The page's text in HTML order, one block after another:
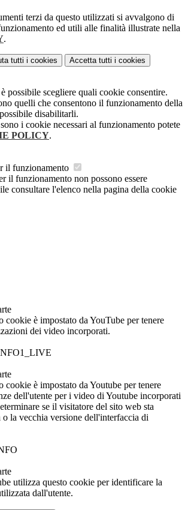
terzi da questo utilizzati si avvalgono di
ed utili alle finalità illustrate nella
.
tutti i cookies Accetta tutti i cookies
possibile scegliere quali cookie consentire.
quelli che consentono il funzionamento della
disabilitarli.
i cookie necessari al funzionamento potete
POLICY.
il funzionamento
il funzionamento non possono essere
consultare l'elenco nella pagina della cookie
cookie è impostato da YouTube per tenere
dei video incorporati.
cookie è impostato da Youtube per tenere
dell'utente per i video di Youtube incorporati
se il visitatore del sito web sta
la vecchia versione dell'interfaccia di
utilizza questo cookie per identificare la
dall'utente.